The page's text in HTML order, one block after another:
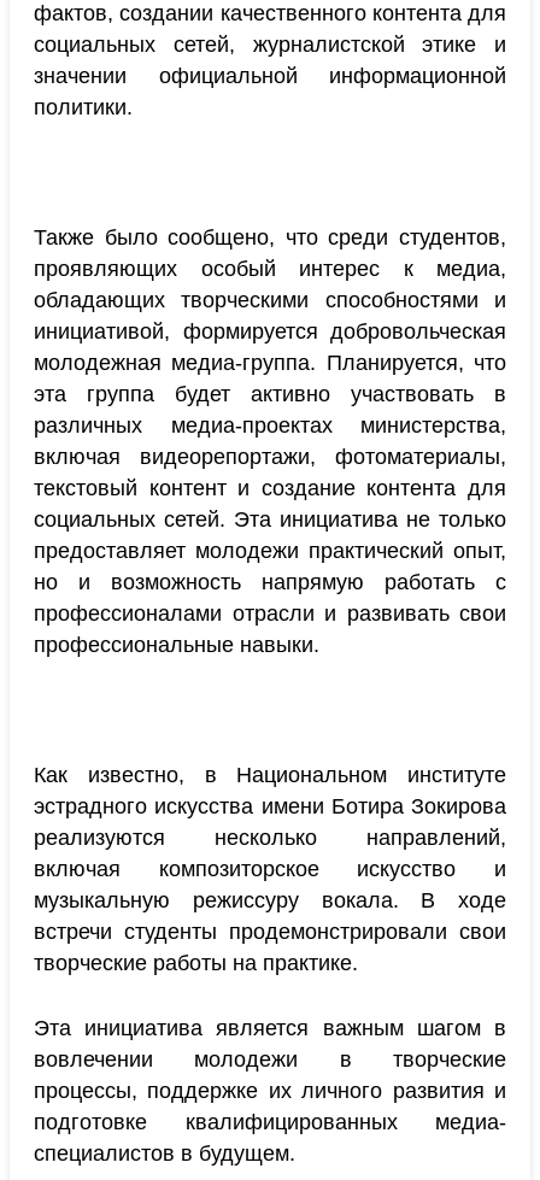
фактов, создании качественного контента для
социальных сетей, журналистской этике и
значении официальной информационной
политики.
Также было сообщено, что среди студентов,
проявляющих особый интерес к медиа,
обладающих творческими способностями и
инициативой, формируется добровольческая
молодежная медиа-группа. Планируется, что
эта группа будет активно участвовать в
различных медиа-проектах министерства,
включая видеорепортажи, фотоматериалы,
текстовый контент и создание контента для
социальных сетей. Эта инициатива не только
предоставляет молодежи практический опыт,
но и возможность напрямую работать с
профессионалами отрасли и развивать свои
профессиональные навыки.
Как известно, в Национальном институте
эстрадного искусства имени Ботира Зокирова
реализуются несколько направлений,
включая композиторское искусство и
музыкальную режиссуру вокала. В ходе
встречи студенты продемонстрировали свои
творческие работы на практике.
Эта инициатива является важным шагом в
вовлечении молодежи в творческие
процессы, поддержке их личного развития и
подготовке квалифицированных медиа-
специалистов в будущем.